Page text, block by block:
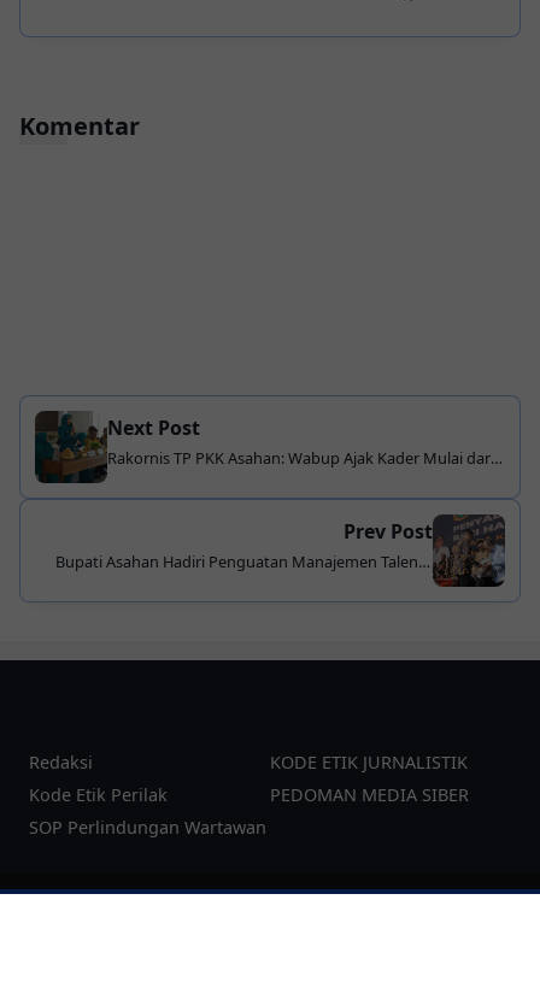
Komentar
Next Post
Rakornis TP PKK Asahan: Wabup Ajak Kader Mulai dari
Prev Post
Bupati Asahan Hadiri Penguatan Manajemen Talenta
Redaksi
KODE ETIK JURNALISTIK
Kode Etik Perilak
PEDOMAN MEDIA SIBER
SOP Perlindungan Wartawan